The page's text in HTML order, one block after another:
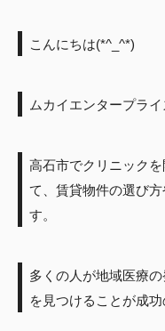
こんにちは(*^_^*)
ムカイエンタープラ
高石市でクリニック
て、賃貸物件の選び
す。
多くの人が地域医療
を見つけることが成